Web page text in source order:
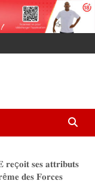
𝐬𝐞𝐬 𝐚𝐭𝐭𝐫𝐢𝐛𝐮𝐭𝐬
𝐝𝐞𝐬 𝐅𝐨𝐫𝐜𝐞𝐬